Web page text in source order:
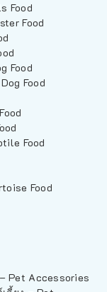
Food
Food
Food
Food
Food
Food
Pet Accessories